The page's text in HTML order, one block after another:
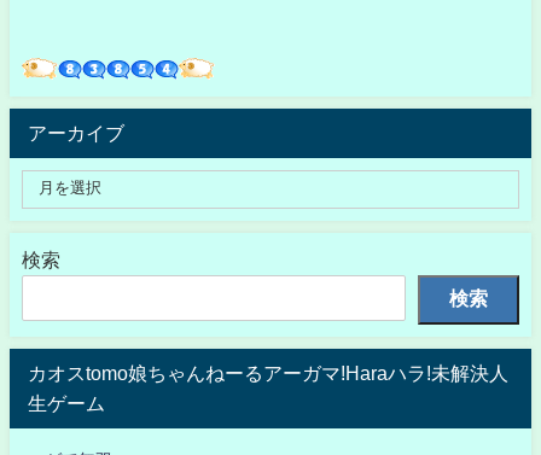
アーカイブ
検索
検索
カオスtomo娘ちゃんねーるアーガマ!Haraハラ!未解決人
生ゲーム